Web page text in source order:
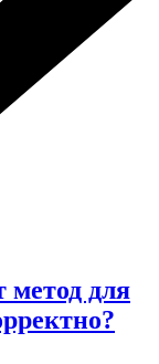
метод для